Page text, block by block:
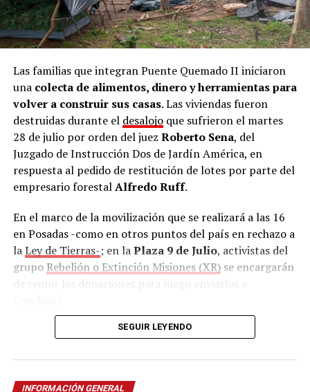
Las familias que integran Puente Quemado II iniciaron
unacolecta de alimentos, dinero y herramientas para
volver a construir sus casas. Las viviendas fueron
destruidas durante el desalojoque sufrieron el martes
28 de julio por orden del juez Roberto Sena, del
Juzgado de Instrucción Dos de Jardín América, en
respuesta al pedido de restitución de lotes por parte del
empresario forestalAlfredo Ruff.
En el marco de la movilización que se realizará a las 16
en Posadas -como en otros puntos del país en rechazo a
laLey de Tierras-; en laPlaza 9 de Julio, activistas del
grupo Rebelión o Extinción Misiones (XR)se encargarán
de reunir las donaciones para luego enviarlas a
Además, la Asociación Trabajadores del Estado (ATE),
punto de recolecciónde lunes a viernes en horario
matutino y vespertino.
SEGUIR LEYENDO
INFORMACIÓN GENERAL